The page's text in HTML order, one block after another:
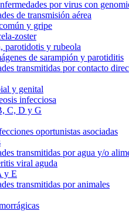
por virus con
de transmisión aérea
y gripe
zoster
parotidotis y rubeola
de sarampión y parotiditis
transmitidas por contacto
y genital
infecciosa
C, D y G
oportunistas asociadas
transmitidas por agua y/o
viral aguda
y E
transmitidas por animales